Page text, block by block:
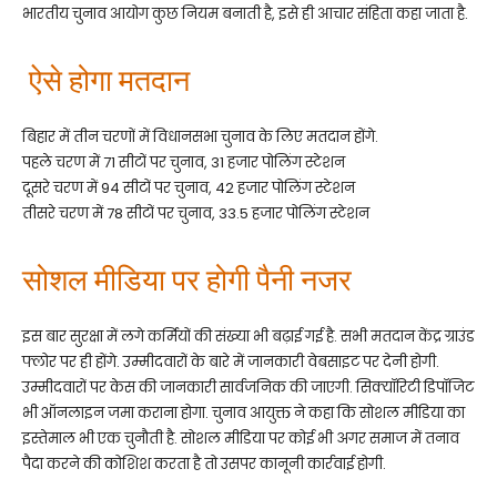
भारतीय चुनाव आयोग कुछ नियम बनाती है, इसे ही आचार संहिता कहा जाता है.
ऐसे होगा मतदान
बिहार में तीन चरणों में विधानसभा चुनाव के लिए मतदान होंगे.
पहले चरण में 71 सीटों पर चुनाव, 31 हजार पोलिंग स्टेशन
दूसरे चरण में 94 सीटों पर चुनाव, 42 हजार पोलिंग स्टेशन
तीसरे चरण में 78 सीटों पर चुनाव, 33.5 हजार पोलिंग स्टेशन
सोशल मीडिया पर होगी पैनी नजर
इस बार सुरक्षा में लगे कर्मियों की संख्या भी बढ़ाई गई है. सभी मतदान केंद्र ग्राउंड
फ्लोर पर ही होंगे. उम्मीदवारों के बारे में जानकारी वेबसाइट पर देनी होगी.
उम्मीदवारों पर केस की जानकारी सार्वजनिक की जाएगी. सिक्यॉरिटी डिपॉजिट
भी ऑनलाइन जमा कराना होगा. चुनाव आयुक्त ने कहा कि सोशल मीडिया का
इस्तेमाल भी एक चुनौती है. सोशल मीडिया पर कोई भी अगर समाज में तनाव
पैदा करने की कोशिश करता है तो उसपर कानूनी कार्रवाई होगी.